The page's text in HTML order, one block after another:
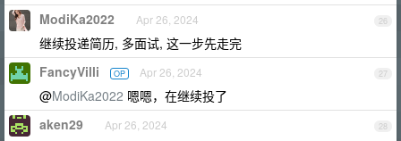
26
ModiKa2022 Apr 26, 2024
继续投递简历, 多面试, 这一步先走完
27
FancyVilli OP Apr 26, 2024
@ModiKa2022 嗯嗯，在继续投了
28
aken29 Apr 26, 2024